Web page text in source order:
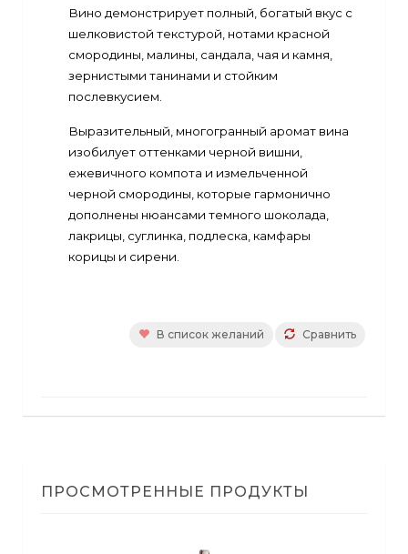
Вино демонстрирует полный, богатый вкус с
шелковистой текстурой, нотами красной
смородины, малины, сандала, чая и камня,
зернистыми танинами и стойким
послевкусием.
Выразительный, многогранный аромат вина
изобилует оттенками черной вишни,
ежевичного компота и измельченной
черной смородины, которые гармонично
дополнены нюансами темного шоколада,
лакрицы, суглинка, подлеска, камфары
корицы и сирени.
Сравнить
В список желаний
ПРОСМОТРЕННЫЕ ПРОДУКТЫ